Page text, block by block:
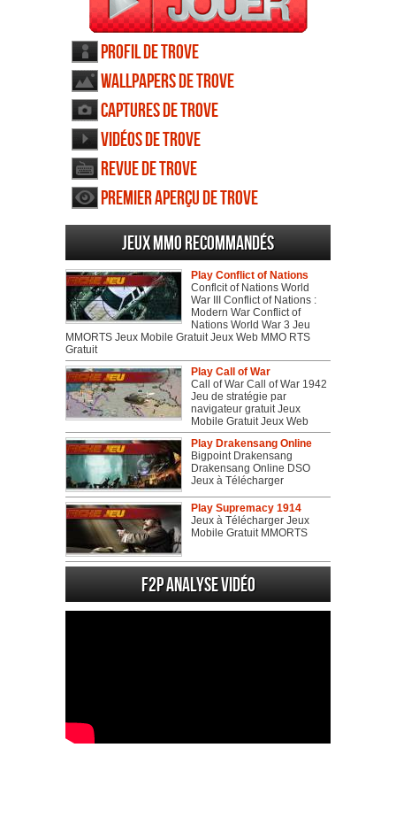
Profil de Trove
Wallpapers de Trove
Captures de Trove
Vidéos de Trove
Revue de Trove
Premier aperçu de Trove
Jeux MMO recommandés
Play Conflict of Nations
Conflcit of Nations World
War III Conflict of Nations :
Modern War Conflict of
Nations World War 3 Jeu
MMORTS Jeux Mobile Gratuit Jeux Web MMO RTS
Gratuit
Play Call of War
Call of War Call of War 1942
Jeu de stratégie par
navigateur gratuit Jeux
Mobile Gratuit Jeux Web
Play Drakensang Online
Bigpoint Drakensang
Drakensang Online DSO
Jeux à Télécharger
Play Supremacy 1914
Jeux à Télécharger Jeux
Mobile Gratuit MMORTS
F2P Analyse vidéo